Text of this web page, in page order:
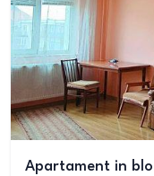
Apartament in